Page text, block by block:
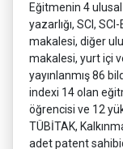
Eğitmenin 4
yazarlığı, SCI,
makalesi, diğer
makalesi, yurt içi
yayınlanmış 86
indexi 14 olan
öğrencisi ve 12
TÜBİTAK,
adet patent